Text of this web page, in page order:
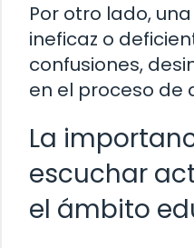
Por otro lado,
ineficaz o
confusiones,
en el proceso de
La
escuchar
el ámbito